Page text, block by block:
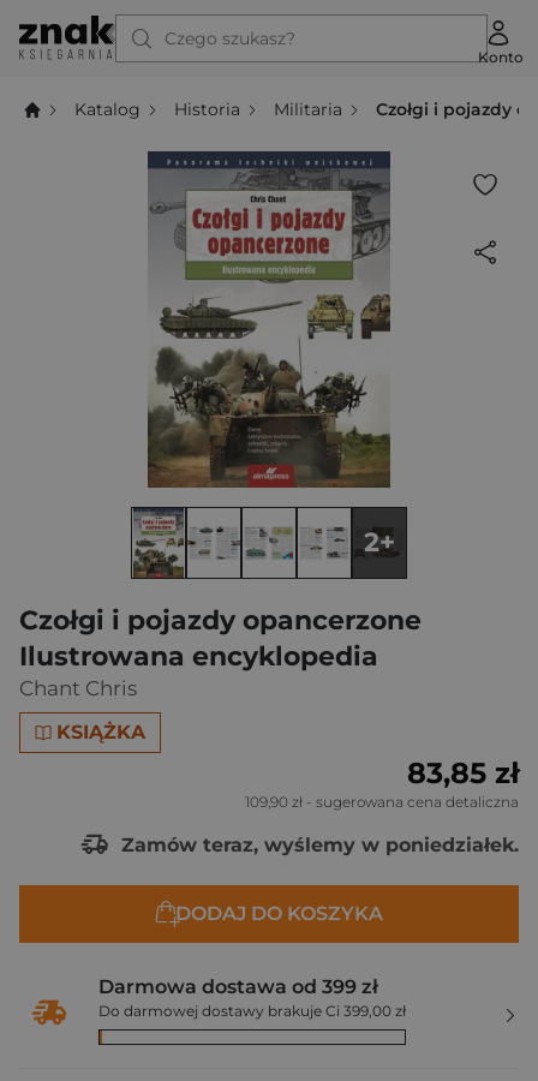
Czego szukasz?
Konto
Katalog Historia Militaria Czołgi i pojazdy
Czołgi i pojazdy opancerzone
Ilustrowana encyklopedia
Chant Chris
KSIĄŻKA
2+
83,85 zł
109,90 zł - sugerowana cena detaliczna
Zamów teraz, wyślemy w poniedziałek.
DODAJ DO KOSZYKA
Darmowa dostawa od 399 zł
Do darmowej dostawy brakuje Ci 399,00 zł